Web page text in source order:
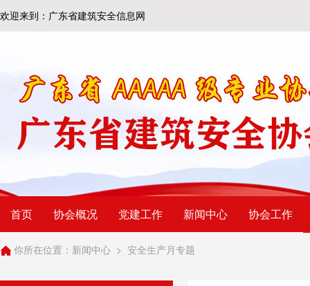
欢迎来到：广东省建筑安全信息网
首页 协会概况 党建工作 新闻中心 协会工作
你所在位置： 新闻中心 > 安全生产月专题